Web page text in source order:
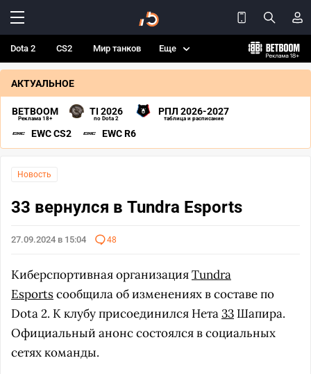
Dota 2 CS2 Мир танков Еще
АКТУАЛЬНОЕ
BETBOOM
Реклама 18+
TI 2026
по Dota 2
РПЛ 2026-2027
таблица и расписание
EWC CS2 EWC R6
Новость
33 вернулся в Tundra Esports
27.09.2024 в 15:04 48
Киберспортивная организацияTundra
Esportsсообщила об изменениях в составе по
Dota 2. К клубу присоединился Нета33 Шапира.
Официальный анонс состоялся в социальных
сетях команды.